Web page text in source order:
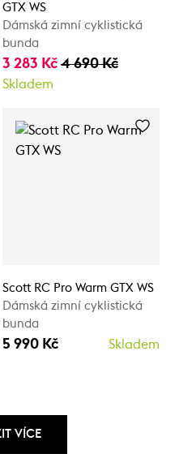
GTX WS
Dámská zimní cyklistická
bunda
3 283 Kč 4 690 Kč
Skladem
Scott RC Pro Warm GTX WS
Dámská zimní cyklistická
bunda
5 990 Kč Skladem
VÍCE